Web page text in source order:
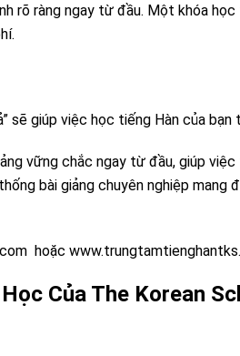
rõ ràng ngay từ đầu. Một khóa
sẽ giúp việc học tiếng Hàn của
vững chắc ngay từ đầu, giúp
bài giảng chuyên nghiệp
hoặc
Của The Korean